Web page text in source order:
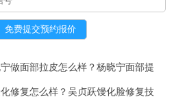
做面部拉皮怎么样？杨晓宁面部提
化修复怎么样？吴贞跃馒化脸修复技